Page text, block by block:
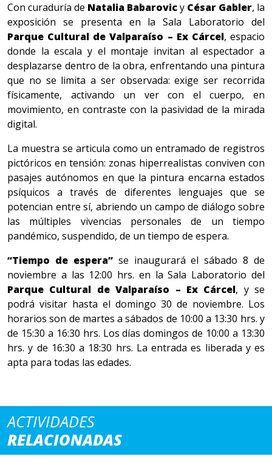
Con curaduría de Natalia Babarovicy César Gabler, la
exposición se presenta en la Sala Laboratorio del
Parque Cultural de Valparaíso – Ex Cárcel, espacio
donde la escala y el montaje invitan al espectador a
desplazarse dentro de la obra, enfrentando una pintura
que no se limita a ser observada: exige ser recorrida
físicamente, activando un ver con el cuerpo, en
movimiento, en contraste con la pasividad de la mirada
digital.
La muestra se articula como un entramado de registros
pictóricos en tensión: zonas hiperrealistas conviven con
pasajes autónomos en que la pintura encarna estados
psíquicos a través de diferentes lenguajes que se
potencian entre sí, abriendo un campo de diálogo sobre
las múltiples vivencias personales de un tiempo
pandémico, suspendido, de un tiempo de espera.
“Tiempo de espera”se inaugurará el sábado 8 de
noviembre a las 12:00 hrs. en la Sala Laboratorio del
Parque Cultural de Valparaíso – Ex Cárcel, y se
podrá visitar hasta el domingo 30 de noviembre. Los
horarios son de martes a sábados de 10:00 a 13:30 hrs. y
de 15:30 a 16:30 hrs. Los días domingos de 10:00 a 13:30
hrs. y de 16:30 a 18:30 hrs. La entrada es liberada y es
apta para todas las edades.
ACTIVIDADES
RELACIONADAS